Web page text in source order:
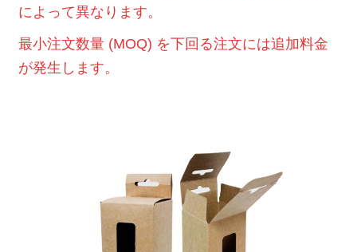
によって異なります。
最小注文数量 (MOQ) を下回る注文には追加料金
が発生します。